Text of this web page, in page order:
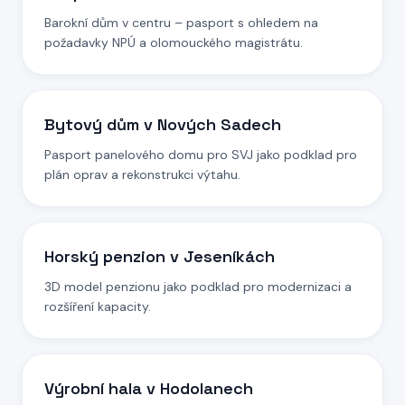
Barokní dům v centru – pasport s ohledem na
požadavky NPÚ a olomouckého magistrátu.
Bytový dům v Nových Sadech
Pasport panelového domu pro SVJ jako podklad pro
plán oprav a rekonstrukci výtahu.
Horský penzion v Jeseníkách
3D model penzionu jako podklad pro modernizaci a
rozšíření kapacity.
Výrobní hala v Hodolanech